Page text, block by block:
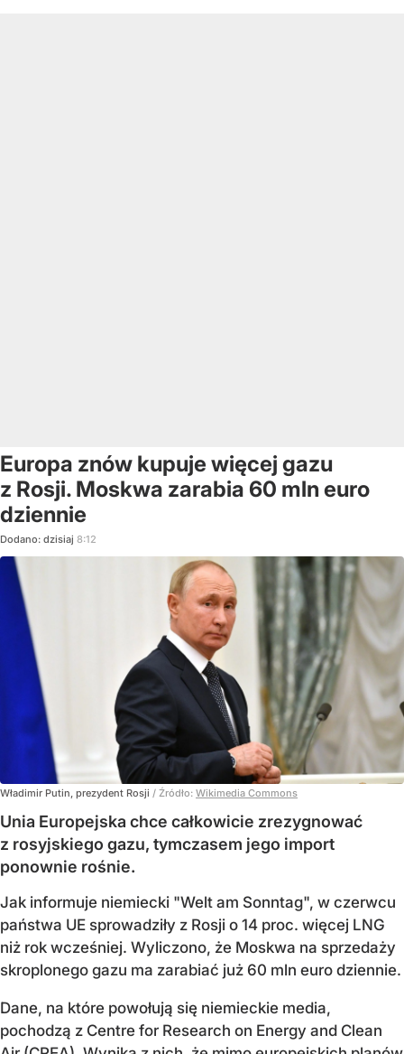
Europa znów kupuje więcej gazu
z Rosji. Moskwa zarabia 60 mln euro
dziennie
Dodano: dzisiaj 8:12
Władimir Putin, prezydent Rosji / Źródło: Wikimedia Commons
Unia Europejska chce całkowicie zrezygnować
z rosyjskiego gazu, tymczasem jego import
ponownie rośnie.
Jak informuje niemiecki "Welt am Sonntag", w czerwcu
państwa UE sprowadziły z Rosji o 14 proc. więcej LNG
niż rok wcześniej. Wyliczono, że Moskwa na sprzedaży
skroplonego gazu ma zarabiać już 60 mln euro dziennie.
Dane, na które powołują się niemieckie media,
pochodzą z Centre for Research on Energy and Clean